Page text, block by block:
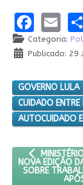
Categoria:
Publicado: 29
GOVERNO LULA
CUIDADO ENTRE
AUTOCUIDADO
ARTIGO
NOVA EDIÇÃO
SOBRE